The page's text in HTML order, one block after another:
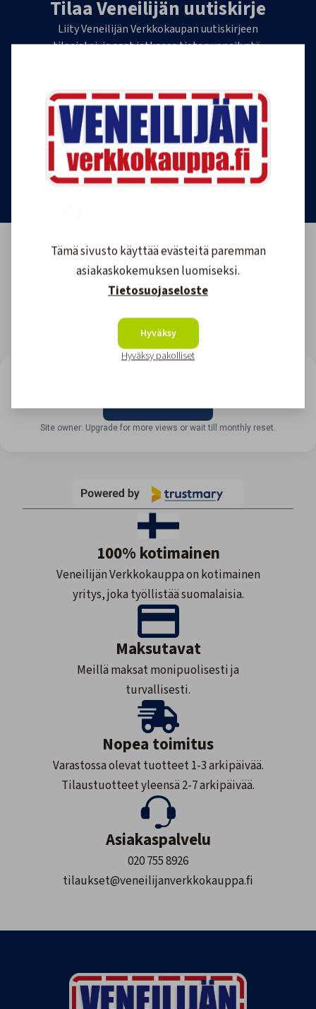
Tilaa Veneilijän uutiskirje
Liity Veneilijän Verkkokaupan uutiskirjeen
tilaajaksi, ja saat jatkossa tietoa veneilystä,
uutiskirjettä kuukaudessa. Voit perua uutiskirjeen
tilauksen milloin tahansa.
Tilaa uutiskirje
Site owner: Upgrade for more views or wait till monthly reset.
100% kotimainen
Veneilijän Verkkokauppa on kotimainen
yritys, joka työllistää suomalaisia.
Maksutavat
Meillä maksat monipuolisesti ja
turvallisesti.
Nopea toimitus
Varastossa olevat tuotteet 1-3 arkipäivää.
Tilaustuotteet yleensä 2-7 arkipäivää.
Asiakaspalvelu
020 755 8926
tilaukset@veneilijanverkkokauppa.fi
Tämä sivusto käyttää evästeitä paremman
asiakaskokemuksen luomiseksi.
Tietosuojaseloste
Hyväksy
Hyväksy pakolliset